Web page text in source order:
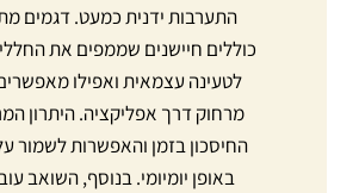
התערבות ידנית כמעט. דגמים
כוללים חיישנים שממפים את
לטעינה עצמאית ואפילו
מרחוק דרך אפליקציה. היתרון
החיסכון בזמן והאפשרות לשמור
באופן יומיומי. בנוסף, השואב